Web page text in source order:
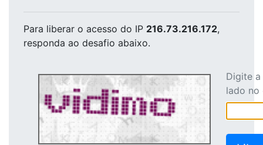
Para liberar o acesso do IP 216.73.216.172,
responda ao desafio abaixo.
Digite
lado no